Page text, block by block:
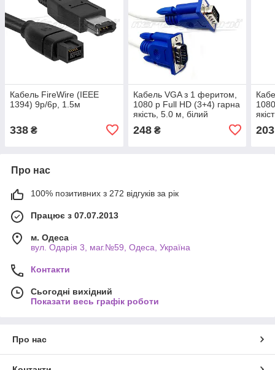
Кабель FireWire (IEEE
1394) 9p/6p, 1.5м
338 ₴
Кабель VGA з 1 феритом,
1080 p Full HD (3+4) гарна
якість, 5.0 м, білий
248₴ 203
Про нас
100% позитивних з 272 відгуків за рік
Працює з 07.07.2013
м. Одеса
вул. Одарiя 3, маг.№59, Одеса, Україна
Контакти
Сьогодні вихідний
Показати весь графік роботи
Про нас